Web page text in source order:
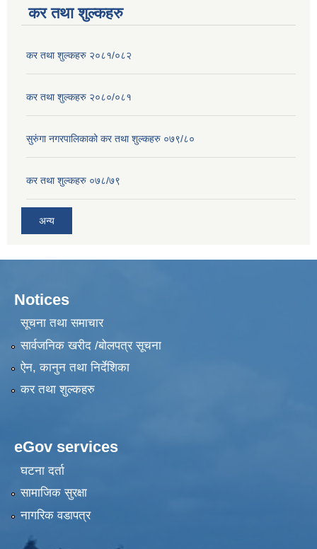
कर तथा शुल्कहरु
कर तथा शुल्कहरु २०८१/०८२
कर तथा शुल्कहरु २०८०/०८१
सुरुंगा नगरपालिकाको कर तथा शुल्कहरु ०७९/८०
कर तथा शुल्कहरु ०७८/७९
अन्य
Notices
सूचना तथा समाचार
सार्वजनिक खरीद /बोलपत्र सूचना
ऐन, कानुन तथा निर्देशिका
कर तथा शुल्कहरु
eGov services
घटना दर्ता
सामाजिक सुरक्षा
नागरिक वडापत्र